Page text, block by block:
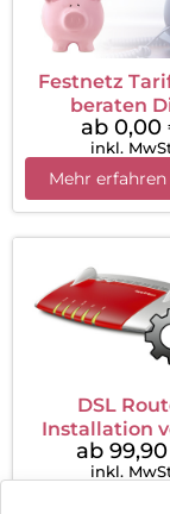
Festnetz
beraten
ab 0,00
inkl.
Mehr erfahren
DSL
Installation
ab 99,90
inkl.